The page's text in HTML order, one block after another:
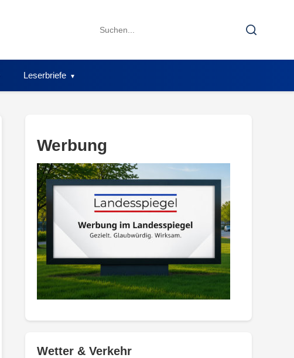
Search
Search
Leserbriefe
Werbung
Wetter & Verkehr